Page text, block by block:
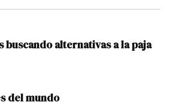
buscando alternativas a la paja
del mundo